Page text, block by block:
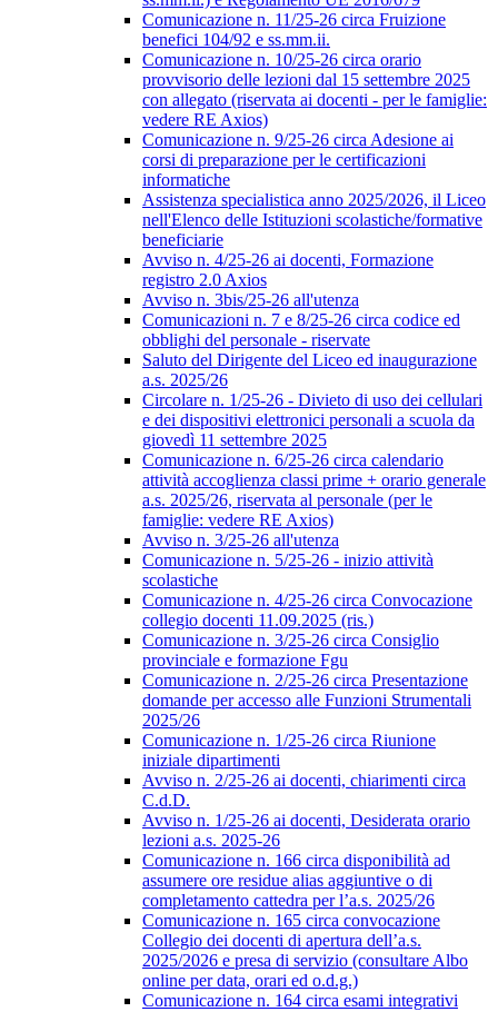
Comunicazione n. 11/25-26 circa Fruizione
benefici 104/92 e ss.mm.ii.
Comunicazione n. 10/25-26 circa orario
provvisorio delle lezioni dal 15 settembre 2025
con allegato (riservata ai docenti - per le famiglie:
vedere RE Axios)
Comunicazione n. 9/25-26 circa Adesione ai
corsi di preparazione per le certificazioni
informatiche
Assistenza specialistica anno 2025/2026, il Liceo
nell'Elenco delle Istituzioni scolastiche/formative
beneficiarie
Avviso n. 4/25-26 ai docenti, Formazione
registro 2.0 Axios
Avviso n. 3bis/25-26 all'utenza
Comunicazioni n. 7 e 8/25-26 circa codice ed
obblighi del personale - riservate
Saluto del Dirigente del Liceo ed inaugurazione
a.s. 2025/26
Circolare n. 1/25-26 - Divieto di uso dei cellulari
e dei dispositivi elettronici personali a scuola da
giovedì 11 settembre 2025
Comunicazione n. 6/25-26 circa calendario
attività accoglienza classi prime + orario generale
a.s. 2025/26, riservata al personale (per le
famiglie: vedere RE Axios)
Avviso n. 3/25-26 all'utenza
Comunicazione n. 5/25-26 - inizio attività
scolastiche
Comunicazione n. 4/25-26 circa Convocazione
collegio docenti 11.09.2025 (ris.)
Comunicazione n. 3/25-26 circa Consiglio
provinciale e formazione Fgu
Comunicazione n. 2/25-26 circa Presentazione
domande per accesso alle Funzioni Strumentali
2025/26
Comunicazione n. 1/25-26 circa Riunione
iniziale dipartimenti
Avviso n. 2/25-26 ai docenti, chiarimenti circa
C.d.D.
Avviso n. 1/25-26 ai docenti, Desiderata orario
lezioni a.s. 2025-26
Comunicazione n. 166 circa disponibilità ad
assumere ore residue alias aggiuntive o di
completamento cattedra per l’a.s. 2025/26
Comunicazione n. 165 circa convocazione
Collegio dei docenti di apertura dell’a.s.
2025/2026 e presa di servizio (consultare Albo
online per data, orari ed o.d.g.)
Comunicazione n. 164 circa esami integrativi